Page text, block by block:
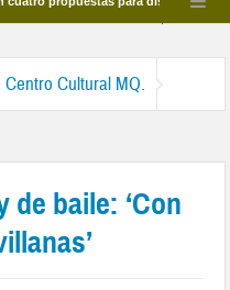
Centro Cultural MQ.
de baile: ‘Con